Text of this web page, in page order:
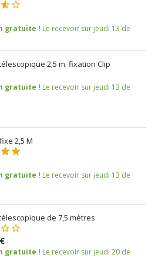
gratuite ! Le recevoir sur jeudi 13 de
2,5 m. fixation Clip
gratuite ! Le recevoir sur jeudi 13 de
2,5 M
gratuite ! Le recevoir sur jeudi 13 de
de 7,5 mètres
gratuite ! Le recevoir sur jeudi 20 de